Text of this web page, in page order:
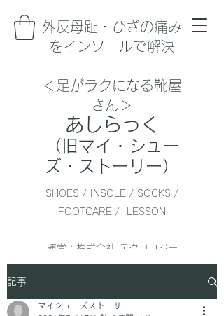
​外反母趾・ひざの痛み
をインソールで解決
＜足がラクになる靴屋
さん＞
あしらっく
（旧マイ・シュー
ズ・ストーリー）
SHOES / INSOLE / SOCKS /
FOOTCARE / LESSON
運営：株式会社 テクコロジー
監修：一般社団法人 日本靴育
記事
マイシューズストーリー